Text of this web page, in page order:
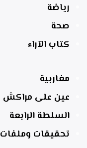
رياضة
صحة
كتاب الآراء
مغاربية
عين على مراكش
السلطة الرابعة
تحقيقات وملفات